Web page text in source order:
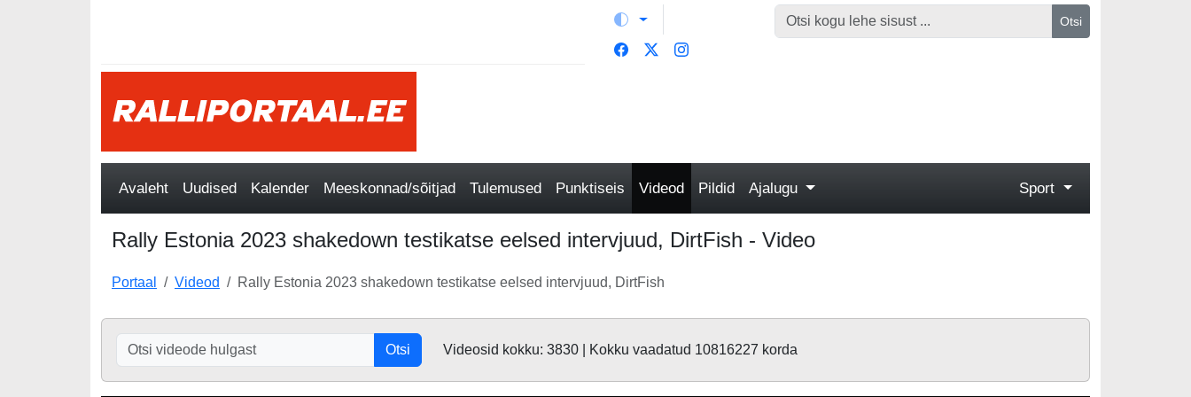
Otsi
Avaleht Uudised Kalender Meeskonnad/sõitjad Tulemused Punktiseis Videod Pildid Ajalugu Sport
Rally Estonia 2023 shakedown testikatse eelsed intervjuud, DirtFish - Video
Portaal Videod Rally Estonia 2023 shakedown testikatse eelsed intervjuud, DirtFish
Otsi Videosid kokku: 3830 | Kokku vaadatud 10816227 korda